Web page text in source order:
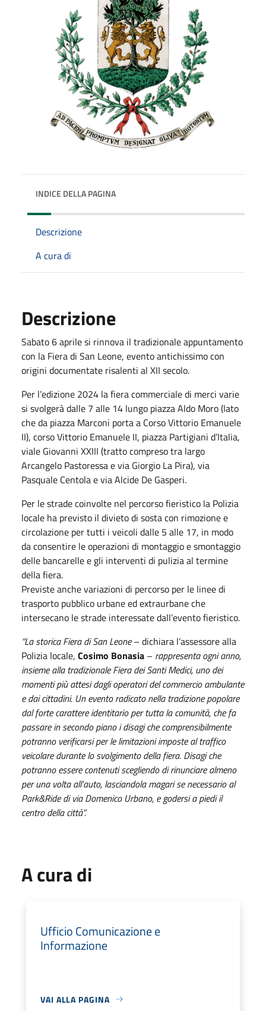
INDICE DELLA PAGINA
Descrizione
A cura di
Descrizione
Sabato 6 aprile si rinnova il tradizionale appuntamento
con la Fiera di San Leone, evento antichissimo con
origini documentate risalenti al XII secolo.
Per l’edizione 2024 la fiera commerciale di merci varie
si svolgerà dalle 7 alle 14 lungo piazza Aldo Moro (lato
che da piazza Marconi porta a Corso Vittorio Emanuele
II), corso Vittorio Emanuele II, piazza Partigiani d’Italia,
viale Giovanni XXIII (tratto compreso tra largo
Arcangelo Pastoressa e via Giorgio La Pira), via
Pasquale Centola e via Alcide De Gasperi.
Per le strade coinvolte nel percorso fieristico la Polizia
locale ha previsto il divieto di sosta con rimozione e
circolazione per tutti i veicoli dalle 5 alle 17, in modo
da consentire le operazioni di montaggio e smontaggio
delle bancarelle e gli interventi di pulizia al termine
della fiera.
Previste anche variazioni di percorso per le linee di
trasporto pubblico urbane ed extraurbane che
intersecano le strade interessate dall’evento fieristico.
“La storica Fiera di San Leone– dichiara l’assessore alla
Polizia locale, Cosimo Bonasia – rappresenta ogni anno,
insieme alla tradizionale Fiera dei Santi Medici, uno dei
momenti più attesi dagli operatori del commercio ambulante
e dai cittadini. Un evento radicato nella tradizione popolare
dal forte carattere identitario per tutta la comunità, che fa
passare in secondo piano i disagi che comprensibilmente
potranno verificarsi per le limitazioni imposte al traffico
veicolare durante lo svolgimento della fiera. Disagi che
potranno essere contenuti scegliendo di rinunciare almeno
per una volta all’auto, lasciandola magari se necessario al
Park&Ride di via Domenico Urbano, e godersi a piedi il
centro della città”.
A cura di
Ufficio Comunicazione e
Informazione
VAI ALLA PAGINA